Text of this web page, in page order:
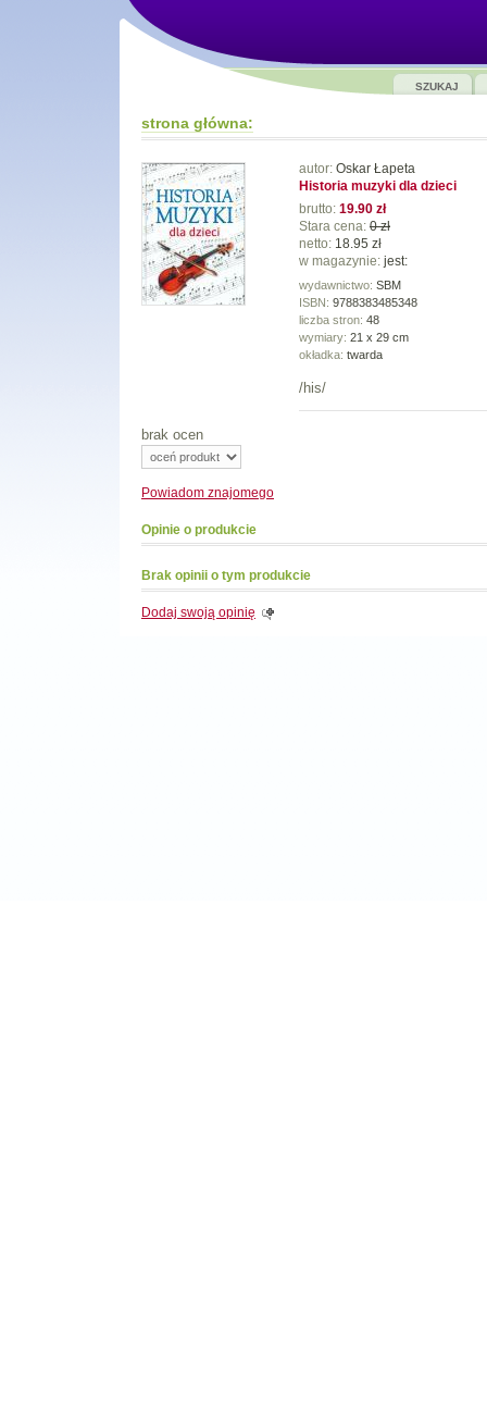
SZUKAJ
strona główna:
autor: Oskar Łapeta
Historia muzyki dla dzieci
brutto: 19.90 zł
Stara cena: 0 zł
netto: 18.95 zł
w magazynie: jest:
wydawnictwo: SBM
ISBN: 9788383485348
liczba stron: 48
wymiary: 21 x 29 cm
okładka: twarda
/his/
brak ocen
Powiadom znajomego
Opinie o produkcie
Brak opinii o tym produkcie
Dodaj swoją opinię